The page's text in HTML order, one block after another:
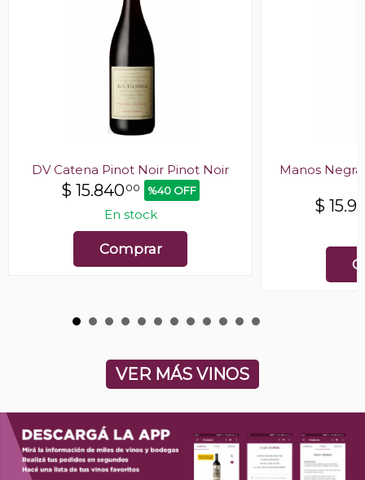
DV Catena Pinot Noir Pinot Noir
$ 15.84000 %40 OFF
En stock
Comprar
Manos
$
VER MÁS VINOS